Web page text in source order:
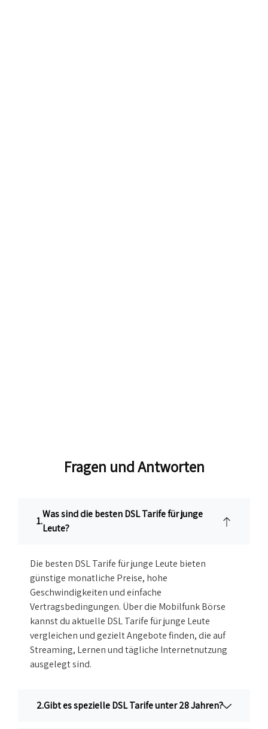
Fragen und Antworten
Was sind die besten DSL Tarife für junge
Leute?
Die besten DSL Tarife für junge Leute bieten
günstige monatliche Preise, hohe
Geschwindigkeiten und einfache
Vertragsbedingungen. Über die Mobilfunk Börse
kannst du aktuelle DSL Tarife für junge Leute
vergleichen und gezielt Angebote finden, die auf
Streaming, Lernen und tägliche Internetnutzung
ausgelegt sind.
Gibt es spezielle DSL Tarife unter 28 Jahren?